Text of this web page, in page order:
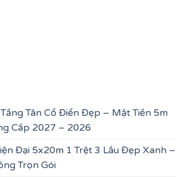
Tân Cổ Điển Đẹp – Mặt Tiền 5m
Cấp 2027 – 2026
Đại 5x20m 1 Trệt 3 Lầu Đẹp Xanh –
Trọn Gói